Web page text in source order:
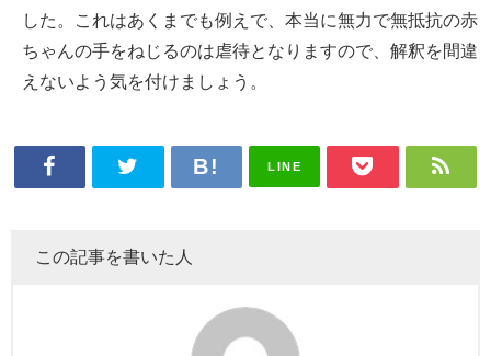
した。これはあくまでも例えで、本当に無力で無抵抗の赤
ちゃんの手をねじるのは虐待となりますので、解釈を間違
えないよう気を付けましょう。
LINE
この記事を書いた人